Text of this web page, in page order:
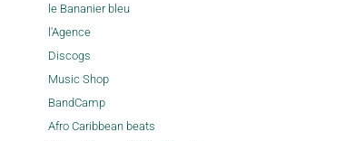
le Bananier bleu
l'Agence
Discogs
Music Shop
BandCamp
Afro Caribbean beats